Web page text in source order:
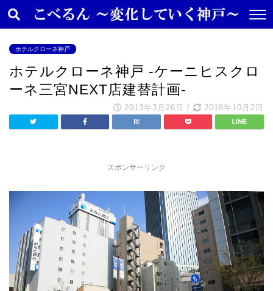
ホテルクローネ神戸
ホテルクローネ神戸 -ケーニヒスクロ
ーネ三宮NEXT店建替計画-
2013年3月26日 / 2018年10月2日
スポンサーリンク